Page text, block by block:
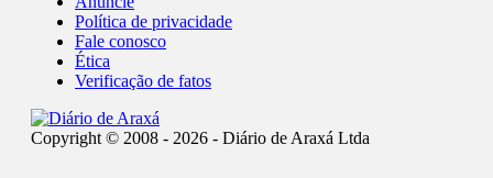
Política de privacidade
Fale conosco
Ética
Verificação de fatos
Copyright © 2008 - 2026 - Diário de Araxá Ltda